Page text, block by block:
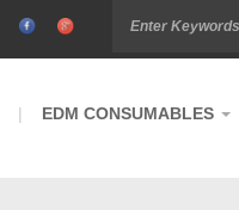
EDM CONSUMABLES